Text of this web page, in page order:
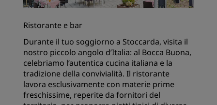
Ristorante e bar
Durante il tuo soggiorno a Stoccarda, visita il
nostro piccolo angolo d’Italia: al Bocca Buona,
celebriamo l’autentica cucina italiana e la
tradizione della convivialità. Il ristorante
lavora esclusivamente con materie prime
freschissime, reperite da fornitori del